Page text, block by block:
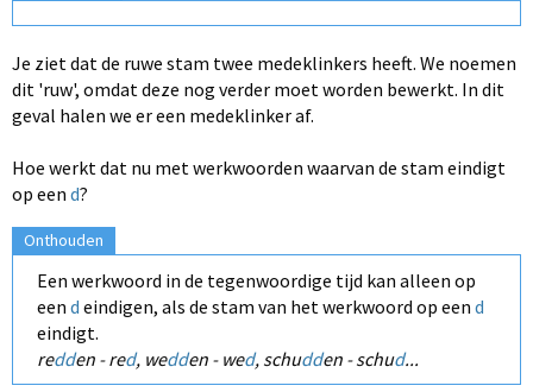
Je ziet dat de ruwe stam twee medeklinkers heeft. We noemen
dit 'ruw', omdatdeze nog verder moet worden bewerkt. In dit
geval halen we er een medeklinker af.
Hoe werkt dat nu met werkwoorden waarvan de stam eindigt
op een d?
Onthouden
Een werkwoord in de tegenwoordige tijd kan alleen op
een d eindigen, als de stam van het werkwoord op een d
eindigt.
redden - red, wedden - wed, schudden - schud...